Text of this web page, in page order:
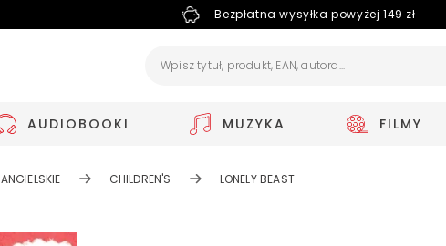
Bezpłatna wysyłka powyżej 149 zł
AUDIOBOOKI MUZYKA FILMY
ANGIELSKIE CHILDREN'S LONELY BEAST